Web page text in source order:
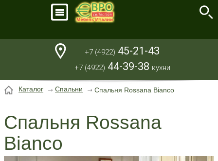
+7 (4922) 45-21-43
+7 (4922) 44-39-38 кухни
Каталог Спальни Спальня Rossana Bianco
Спальня Rossana
Bianco